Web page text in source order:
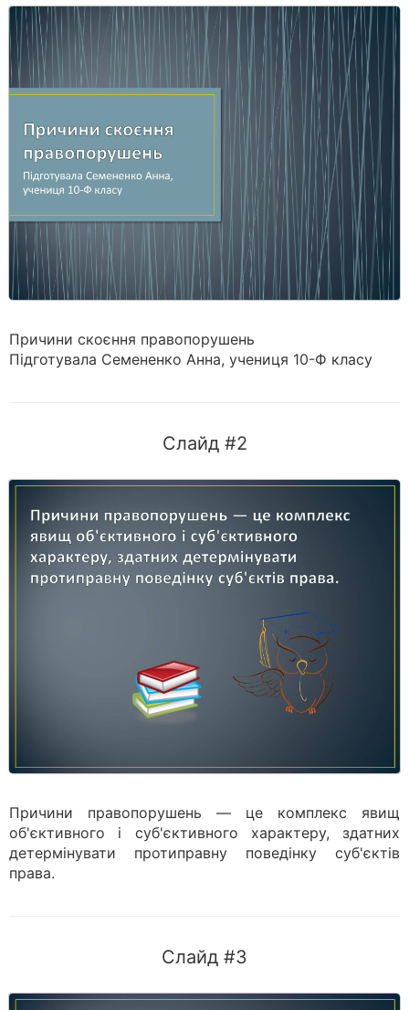
Причини скоєння правопорушень
Підготувала Семененко Анна, учениця 10-Ф класу
Слайд #2
Причини правопорушень — це комплекс явищ
об'єктивного і суб'єктивного характеру, здатних
детермінувати протиправну поведінку суб'єктів
права.
Слайд #3